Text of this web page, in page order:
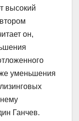
высокий
он,
уменьшения
Ганчев.